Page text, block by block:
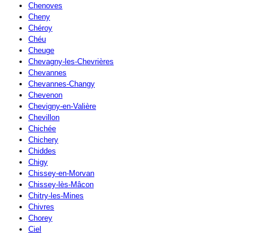
Chenoves
Cheny
Chéroy
Chéu
Cheuge
Chevagny-les-Chevrières
Chevannes
Chevannes-Changy
Chevenon
Chevigny-en-Valière
Chevillon
Chichée
Chichery
Chiddes
Chigy
Chissey-en-Morvan
Chissey-lès-Mâcon
Chitry-les-Mines
Chivres
Chorey
Ciel